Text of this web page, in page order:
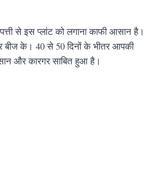
से इस प्लांट को लगाना काफी आसान है।
बीज के। 40 से 50 दिनों के भीतर आपकी
और कारगर साबित हुआ है।